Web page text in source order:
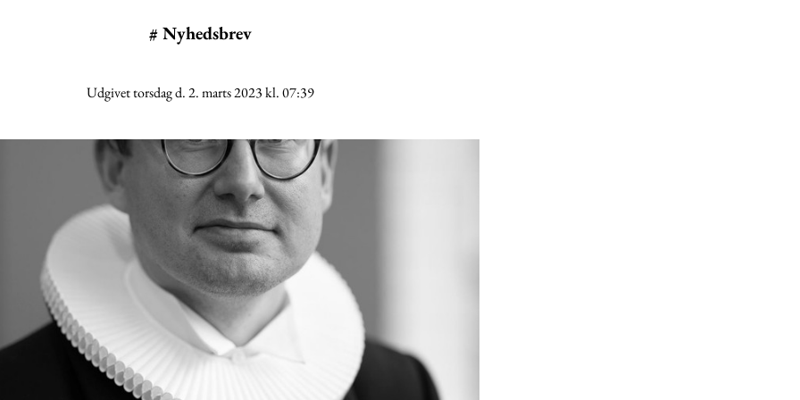
#Nyhedsbrev
Udgivet torsdag d. 2. marts 2023 kl. 07:39